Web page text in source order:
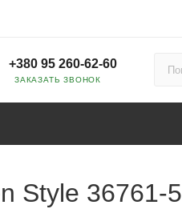
+380 95 260-62-60
ЗАКАЗАТЬ ЗВОНОК
Style 36761-5